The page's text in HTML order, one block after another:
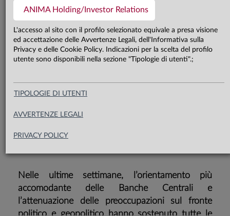
ANIMA Holding/Investor Relations
L'accesso al sito con il profilo selezionato equivale a presa visione
ed accettazione delle Avvertenze Legali, dell'Informativa sulla
Privacy e delle Cookie Policy. Indicazioni per la scelta del profilo
utente sono disponibili nella sezione "Tipologie di utenti".;
TIPOLOGIE DI UTENTI
AVVERTENZE LEGALI
PRIVACY POLICY
l’attenuazione dei rischi politici
continuano a sostenere il sentiment
degli investitori. Il forte recupero
delle classi di attivo rischiose e un
tuttavia, giustificano un approccio
ancora appetibili.
​Nelle ultime settimane, l’orientamento più
accomodante delle Banche Centrali e
l’attenuazione delle preoccupazioni sul fronte
politico e geopolitico hanno sostenuto tutte le